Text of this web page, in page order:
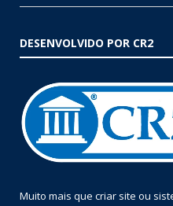
DESENVOLVIDO POR CR2
Muito mais que criar site ou